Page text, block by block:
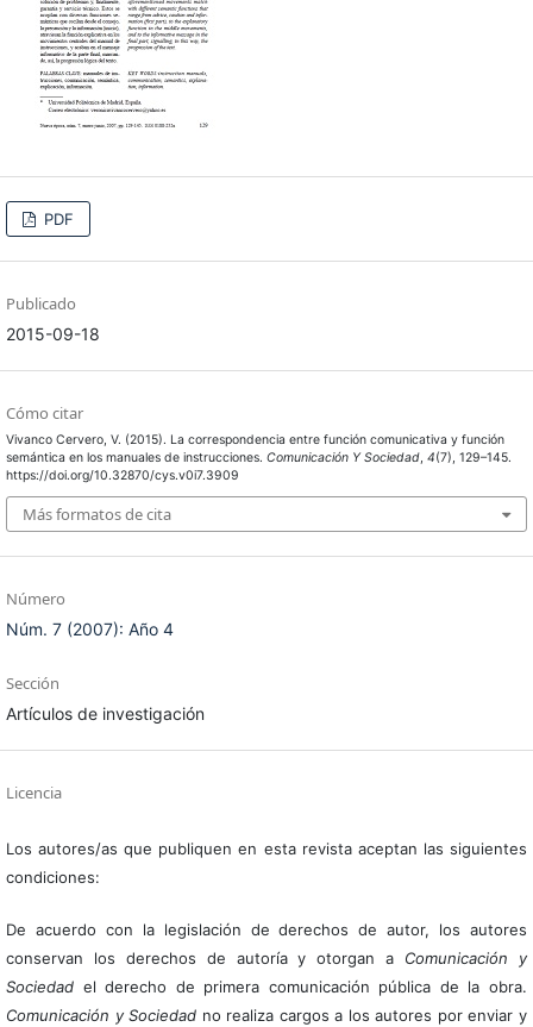
PDF
Publicado
2015-09-18
Cómo citar
Vivanco Cervero, V. (2015). La correspondencia entre función comunicativa y función
semántica en los manuales de instrucciones. Comunicación Y Sociedad, 4(7), 129–145.
https://doi.org/10.32870/cys.v0i7.3909
Más formatos de cita
Número
Núm. 7 (2007): Año 4
Sección
Artículos de investigación
Licencia
Los autores/as que publiquen en esta revista aceptan las siguientes
condiciones:
De acuerdo con la legislación de derechos de autor, los autores
conservan los derechos de autoría y otorgan a Comunicación y
Sociedadel derecho de primera comunicación pública de la obra.
Comunicación y Sociedad no realiza cargos a los autores por enviar y